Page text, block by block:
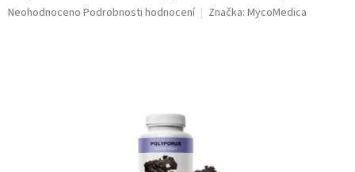
Průměrné
Neohodnoceno Podrobnosti hodnocení Značka: MycoMedica